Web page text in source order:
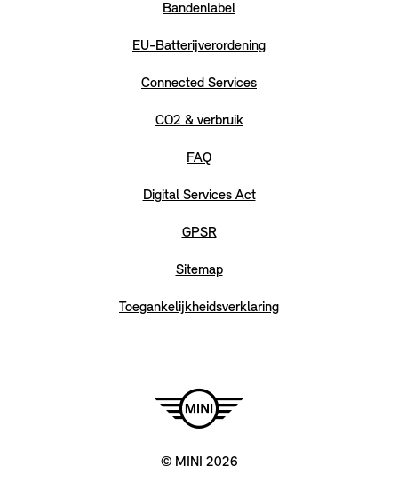
Bandenlabel
EU-Batterijverordening
Connected Services
CO2 & verbruik
FAQ
Digital Services Act
GPSR
Sitemap
Toegankelijkheidsverklaring
© MINI 2026